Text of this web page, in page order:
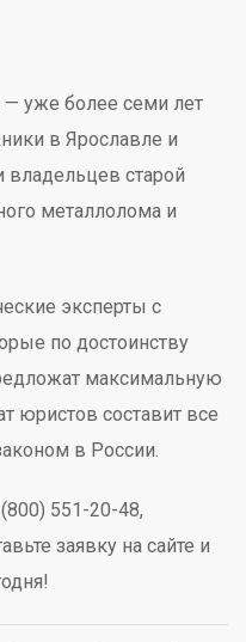
уже более семи лет
в Ярославле и
владельцев старой
металлолома и
эксперты с
по достоинству
максимальную
юристов составит все
в России.
551-20-48,
заявку на сайте и